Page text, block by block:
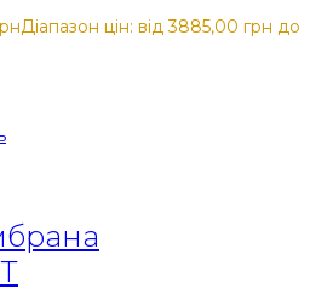
Діапазон цін: від 3885,00 грн до